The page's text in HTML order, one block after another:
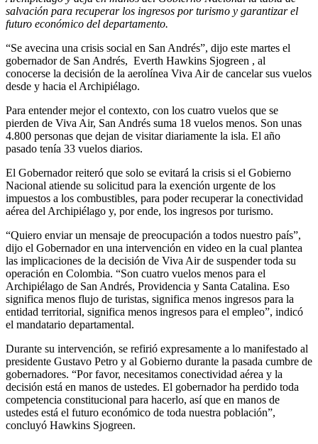
salvación para recuperar los ingresos por turismo y garantizar el
futuro económico del departamento.
“Se avecina una crisis social en San Andrés”, dijo este martes el
gobernador de San Andrés, Everth Hawkins Sjogreen , al
conocerse la decisión de la aerolínea Viva Air de cancelar sus vuelos
desde y hacia el Archipiélago.
Para entender mejor el contexto, con los cuatro vuelos que se
pierden de Viva Air, San Andrés suma 18 vuelos menos. Son unas
4.800 personas que dejan de visitar diariamente la isla. El año
pasado tenía 33 vuelos diarios.
El Gobernador reiteró que solo se evitará la crisis si el Gobierno
Nacional atiende su solicitud para la exención urgente de los
impuestos a los combustibles, para poder recuperar la conectividad
aérea del Archipiélago y, por ende, los ingresos por turismo.
“Quiero enviar un mensaje de preocupación a todos nuestro país”,
dijo el Gobernador en una intervención en video en la cual plantea
las implicaciones de la decisión de Viva Air de suspender toda su
operación en Colombia. “Son cuatro vuelos menos para el
Archipiélago de San Andrés, Providencia y Santa Catalina. Eso
significa menos flujo de turistas, significa menos ingresos para la
entidad territorial, significa menos ingresos para el empleo”, indicó
el mandatario departamental.
Durante su intervención, se refirió expresamente a lo manifestado al
presidente Gustavo Petro y al Gobierno durante la pasada cumbre de
gobernadores. “Por favor, necesitamos conectividad aérea y la
decisión está en manos de ustedes. El gobernador ha perdido toda
competencia constitucional para hacerlo, así que en manos de
ustedes está el futuro económico de toda nuestra población”,
concluyó Hawkins Sjogreen.